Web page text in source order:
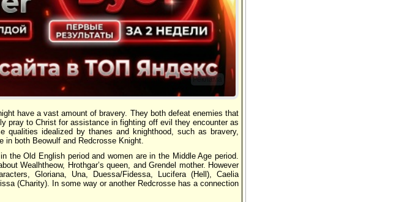
Реклама
have a vast amount of bravery. They both defeat enemies that
pray to Christ for assistance in fighting off evil they encounter as
idealized by thanes and knighthood, such as bravery,
in both Beowulf and Redcrosse Knight.
the Old English period and women are in the Middle Age period.
Wealhtheow, Hrothgar’s queen, and Grendel mother. However
Gloriana, Una, Duessa/Fidessa, Lucifera (Hell), Caelia
(Charity). In some way or another Redcrosse has a connection